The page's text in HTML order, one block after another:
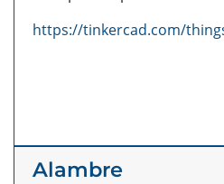
https://tinkercad.com/
Alambre